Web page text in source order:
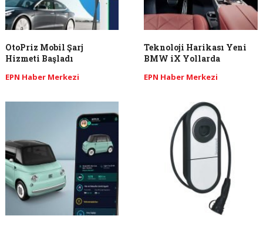
OtoPriz Mobil Şarj
Hizmeti Başladı
EPN Haber Merkezi
Teknoloji Harikası Yeni
BMW iX Yollarda
EPN Haber Merkezi